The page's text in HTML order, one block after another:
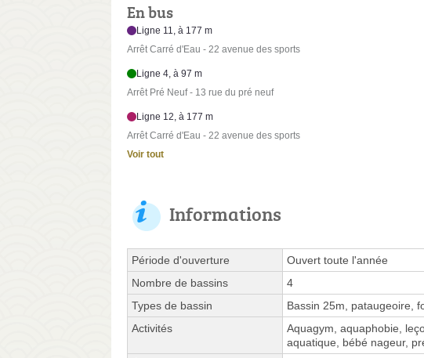
En bus
Ligne 11, à 177 m
Arrêt Carré d'Eau - 22 avenue des sports
Ligne 4, à 97 m
Arrêt Pré Neuf - 13 rue du pré neuf
Ligne 12, à 177 m
Arrêt Carré d'Eau - 22 avenue des sports
Voir tout
Informations
Période d'ouverture
Ouvert toute l'année
Nombre de bassins
4
Types de bassin
Bassin 25m, pataugeoire,
Activités
Aquagym, aquaphobie,
aquatique, bébé nageur,